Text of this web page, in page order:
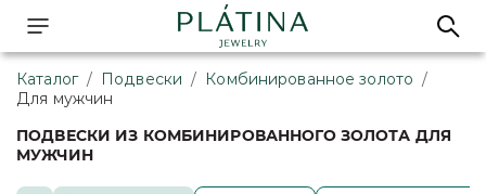
Каталог / Подвески / Комбинированное золото /
Для мужчин
ПОДВЕСКИ ИЗ КОМБИНИРОВАННОГО ЗОЛОТА ДЛЯ
МУЖЧИН